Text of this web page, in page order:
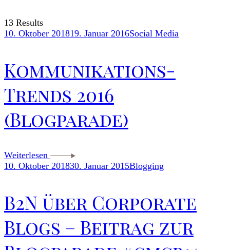
13 Results
10. Oktober 201819. Januar 2016Social Media
Kommunikations-
Trends 2016
(Blogparade)
Weiterlesen
10. Oktober 201830. Januar 2015Blogging
B2N über Corporate
Blogs – Beitrag zur